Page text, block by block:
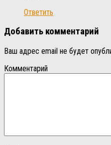
Ответить
Добавить комментарий
Ваш адрес email не будет
Комментарий